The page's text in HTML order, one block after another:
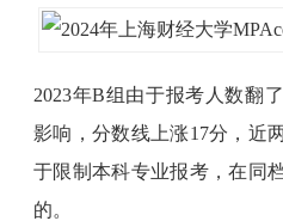
2023年B组由于报考人数翻
影响，分数线上涨17分，近
于限制本科专业报考，在同
的。